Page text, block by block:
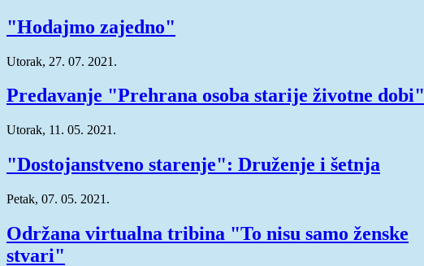
"Hodajmo zajedno"
Utorak, 27. 07. 2021.
Predavanje "Prehrana osoba starije životne dobi"
Utorak, 11. 05. 2021.
"Dostojanstveno starenje": Druženje i šetnja
Petak, 07. 05. 2021.
Održana virtualna tribina "To nisu samo ženske
stvari"